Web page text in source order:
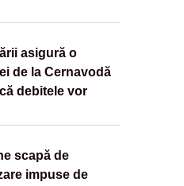
asigură o
de la Cernavodă
debitele vor
scapă de
impuse de